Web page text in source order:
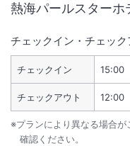
熱海パールスターホ
チェックイン・チェック
チェックイン 15:00
チェックアウト 12:00
※プランにより異なる場合
確認ください。